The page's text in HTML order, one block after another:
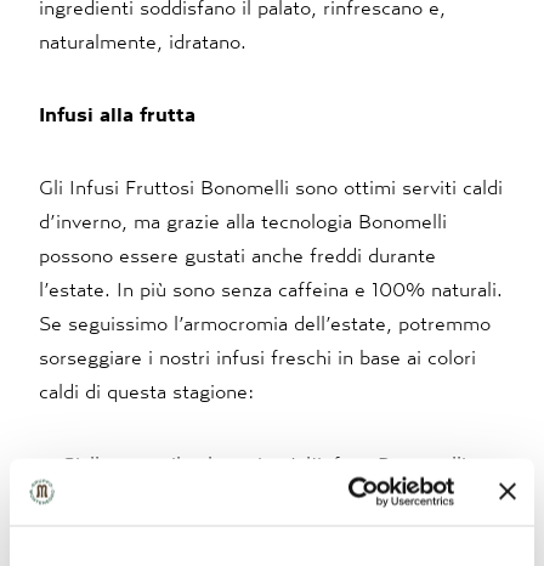
ingredienti soddisfano il palato, rinfrescano e,
naturalmente, idratano.
Infusi alla frutta
Gli Infusi Fruttosi Bonomelli sono ottimi serviti caldi
d’inverno, ma grazie alla tecnologia Bonomelli
possono essere gustati anche freddi durante
l’estate. In più sono senza caffeina e 100% naturali.
Se seguissimo l’armocromia dell’estate, potremmo
sorseggiare i nostri infusi freschi in base ai colori
caldi di questa stagione:
– Giallo come il sole estivo è l’infuso Bonomelli
Ananas e Pesca,
dal gusto dolce e delicato, va